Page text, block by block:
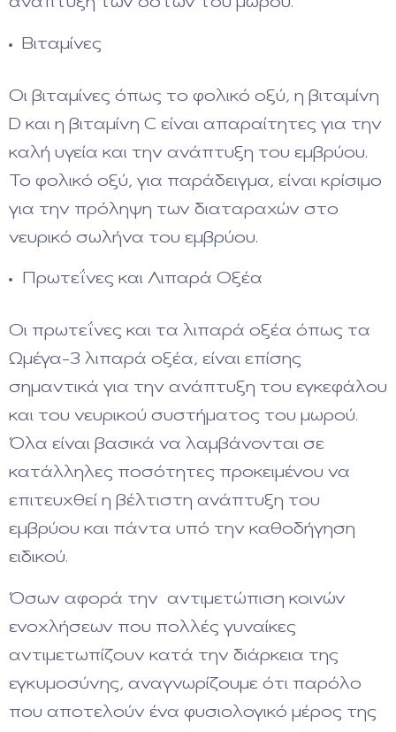
ανάπτυξη των οστών του μωρού.
Βιταμίνες
Οι βιταμίνες όπως το φολικό οξύ, η βιταμίνη
D και η βιταμίνη C είναι απαραίτητες για την
καλή υγεία και την ανάπτυξη του εμβρύου.
Το φολικό οξύ, για παράδειγμα, είναι κρίσιμο
για την πρόληψη των διαταραχών στο
νευρικό σωλήνα του εμβρύου.
Πρωτεΐνες και Λιπαρά Οξέα
Οι πρωτεΐνες και τα λιπαρά οξέα όπως τα
Ωμέγα-3 λιπαρά οξέα, είναι επίσης
σημαντικά για την ανάπτυξη του εγκεφάλου
και του νευρικού συστήματος του μωρού.
Όλα είναι βασικά να λαμβάνονται σε
κατάλληλες ποσότητες προκειμένου να
επιτευχθεί η βέλτιστη ανάπτυξη του
εμβρύου και πάντα υπό την καθοδήγηση
ειδικού.
Όσων αφορά την αντιμετώπιση κοινών
ενοχλήσεων που πολλές γυναίκες
αντιμετωπίζουν κατά την διάρκεια της
εγκυμοσύνης, αναγνωρίζουμε ότι παρόλο
που αποτελούν ένα φυσιολογικό μέρος της